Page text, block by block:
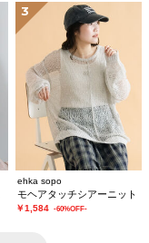
3
ehka sopo
モヘアタッチシアーニット
￥1,584 -60%OFF-